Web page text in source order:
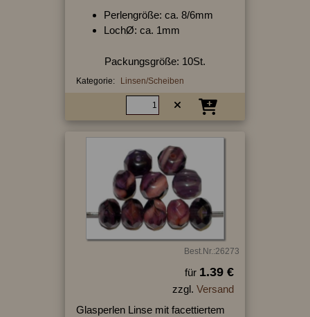
Perlengröße: ca. 8/6mm
LochØ: ca. 1mm
Packungsgröße: 10St.
Kategorie: Linsen/Scheiben
Best.Nr.:26273
für 1.39 €
zzgl. Versand
Glasperlen Linse mit facettiertem